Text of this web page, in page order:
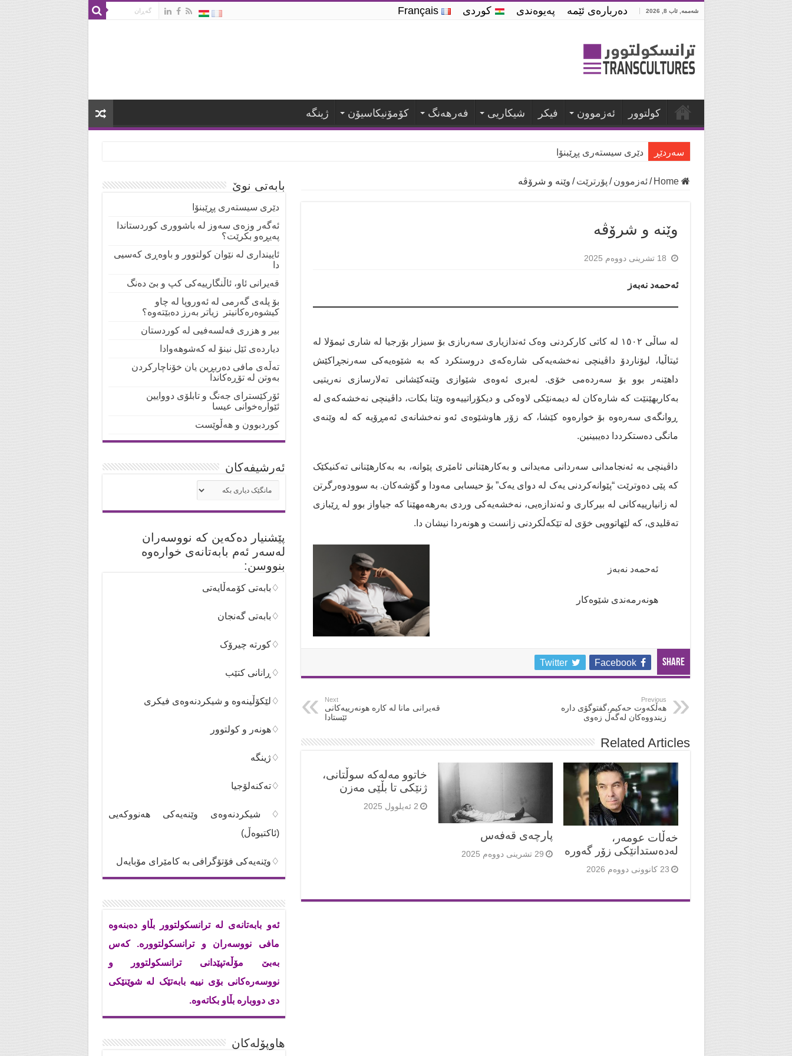
شەممە, ئاب 8, 2026 ده‌رباره‌ی ئێمه‌ په‌یوه‌ندی کوردی Français
كولتوور ئه‌زموون فیكر شیكاریی فه‌رهه‌نگ كۆمۆنیكاسیۆن ژینگە
سه‌ردێڕ دێری سیستەری پڕێبنۆا
Home
/ ئه‌زموون / پۆرترێت / وێنە و شرۆڤە
وێنە و شرۆڤە
18 تشرینی دووەم 2025
ئەحمەد نەبەز
لە ساڵی ١٥٠٢ لە کاتی کارکردنی وەک ئەندازیاری سەربازی بۆ سیزار بۆرجیا لە شاری ئیمۆلا لە
ئیتاڵیا، لیۆناردۆ داڤینچی نەخشەیەکی شارەکەی دروستکرد کە بە شێوەیەکی سەرنجڕاکێش
داهێنەر بوو بۆ سەردەمی خۆی. لەبری ئەوەی شێوازی وێنەکێشانی تەلارسازی نەریتیی
بەکاربهێنێت کە شارەکان لە دیمەنێکی لاوەکی و دیکۆراتییەوە وێنا بکات، داڤینچی نەخشەکەی لە
ڕوانگەی سەرەوە بۆ خوارەوە کێشا، کە زۆر هاوشێوەی ئەو نەخشانەی ئەمڕۆیە کە لە وێنەی
مانگی دەستکرددا دەیبینین.
داڤینچی بە ئەنجامدانی سەردانی مەیدانی و بەکارهێنانی ئامێری پێوانە، بە بەکارهێنانی تەکنیکێک
کە پێی دەوترێت “پێوانەکردنی یەک لە دوای یەک” بۆ حیسابی مەودا و گۆشەکان. بە سوودوەرگرتن
لە زانیارییەکانی لە بیرکاری و ئەندازەیی، نەخشەیەکی وردی بەرهەمهێنا کە جیاواز بوو لە ڕێبازی
تەقلیدی، کە لێهاتوویی خۆی لە تێکەڵکردنی زانست و هونەردا نیشان دا.
ئەحمەد نەبەز
هونەرمەندی شێوەکار
Share
Facebook
Twitter
Previous
هەڵکەوت حەکیم،گفتوگۆی دارە
زیندووەکان لەگەڵ زەوی
Next
قەیرانی مانا لە كارە هونەرییەكانی
ئێستادا
Related Articles
خەڵات عومەر،
لەدەستدانێکی زۆر گەورە
23 کانوونی دووەم 2026
پارچەی قەفەس
29 تشرینی دووەم 2025
خاتوو مەلەکە سوڵتانی،
ژنێکی تا بڵێی مەزن
2 ئەیلوول 2025
بابەتی نوێ
دێری سیستەری پڕێبنۆا
ئەگەر وزەی سەوز لە باشووری کوردستاندا
پەیڕەو بکرێت؟
ئایینداری لە نێوان کولتوور و باوەڕی کەسیی
دا
قەیرانی ئاو، ئاڵنگارییەکی کپ و بێ دەنگ
بۆ پلەی گەرمی لە ئەوروپا لە چاو
کیشوەرەکانیتر زیاتر بەرز دەبێتەوە؟
بیر و هزری فەلسەفیی لە کوردستان
دیاردەی ئێل نینۆ لە کەشوهەوادا
تەڵەی مافی دەربڕین یان خۆناچارکردن
بەوتن لە تۆڕەکاندا
ئۆرکێسترای جەنگ و تابلۆی دووایین
ئێوارەخوانی عیسا
کوردبوون و هەڵوێست
ئه‌رشیفه‌کان
ئه‌رشیفه‌کان
پێشنیار دەکەین کە نووسەران
لەسەر ئەم بابەتانەی خوارەوە
بنووسن:
♢بابەتی کۆمەڵایەتی
♢بابەتی گەنجان
♢کورتە چیرۆک
♢ڕانانی کتێب
♢لێکۆڵینەوە و شیکردنەوەی فیکری
♢هونەر و کولتوور
♢ژینگە
♢تەکنەلۆجیا
♢شیکردنەوەی وێنەیەکی هەنووکەیی
(ئاکتیوەڵ)
♢وێنەیەکی فۆتۆگرافی بە کامێرای مۆبایەل
ئەو بابەتانەی لە ترانسکولتوور بڵاو دەبنەوە
مافی نووسەران و ترانسکولتوورە. کەس
بەبێ مۆڵەتپێدانی ترانسکولتوور و
نووسەرەکانی بۆی نییە بابەتێک لە شوێنێکی
دی دووبارە بڵاو بکاتەوە.
هاوپۆله‌كان